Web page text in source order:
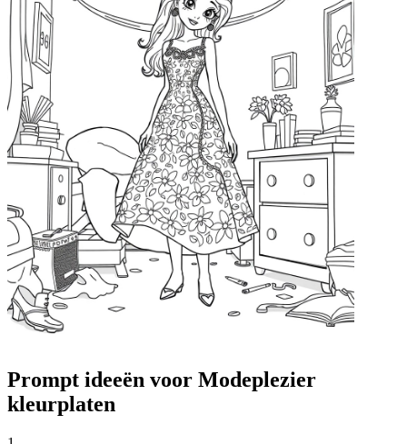
Prompt ideeën voor Modeplezier
kleurplaten